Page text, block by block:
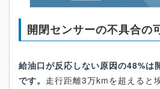
開閉センサーの不具合の
給油口が反応しない原因の48%は
です。 走行距離3万kmを超えると